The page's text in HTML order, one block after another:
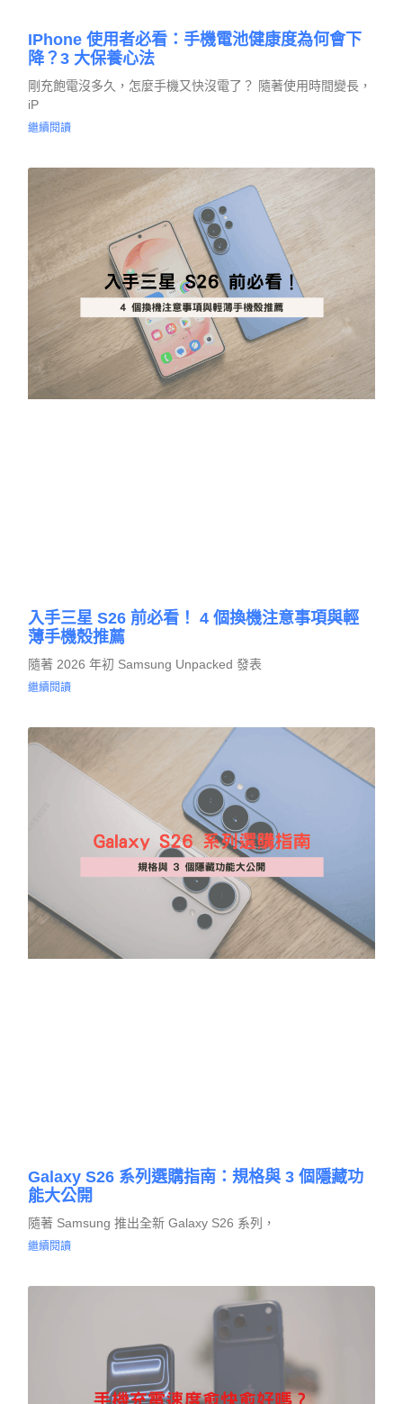
IPhone 使用者必看：手機電池健康度為何會下
降？3 大保養心法
剛充飽電沒多久，怎麼手機又快沒電了？ 隨著使用時間變長，
iP
繼續閱讀
入手三星 S26 前必看！ 4 個換機注意事項與輕
薄手機殼推薦
隨著 2026 年初 Samsung Unpacked 發表
繼續閱讀
Galaxy S26 系列選購指南：規格與 3 個隱藏功
能大公開
隨著 Samsung 推出全新 Galaxy S26 系列，
繼續閱讀